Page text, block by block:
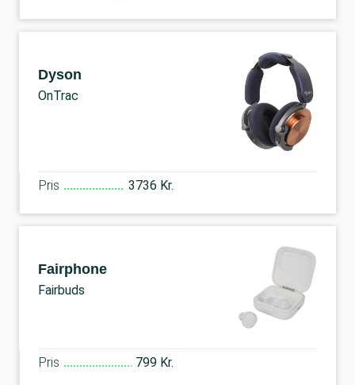
Dyson
OnTrac
Pris 3736 Kr.
Fairphone
Fairbuds
Pris 799 Kr.